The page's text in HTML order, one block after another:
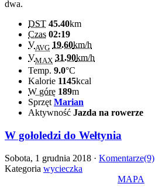
dwa.
DST 45.40km
Czas 02:19
VAVG 19.60km/h
VMAX 31.90km/h
Temp. 9.0°C
Kalorie 1145kcal
W górę 189m
Sprzęt Marian
Aktywność Jazda na rowerze
W gołoledzi do Wełtynia
Sobota, 1 grudnia 2018 · Komentarze(9)
Kategoria wycieczka
MAPA